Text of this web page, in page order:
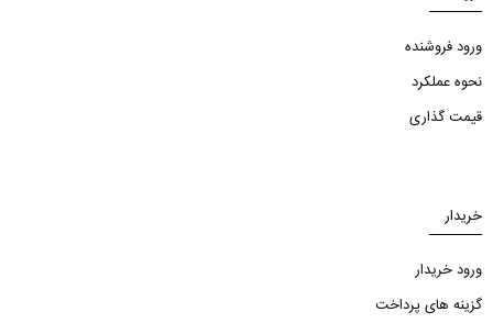
ورود فروشنده
نحوه عملکرد
قیمت گذاری
خریدار
ورود خریدار
گزینه های پرداخت